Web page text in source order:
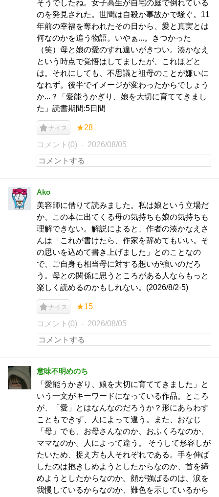
そうでしたね。女子高生が自宅の庭で倒れている
のを発見された。世間は自殺か事故かで騒ぐ。11
年前の幸福を奪われたその日から、愛と真実とは
何なのかを追う物語。いやぁ...。きつかった
（笑）母と娘の愛のすれ違いがきつい。湊かなえ
という時点で覚悟はしてましたが、これほどと
は。それにしても、不思議と祖母のことが嫌いに
なれず。後半でイメージが変わったからでしょう
か...？「愛能うかぎり、娘を大切に育ててきまし
た」読書期間:5日間
ナイス ★28
コメント(0) 2026/08/05
Ako
美容師に借りて読みました。私は娘という立場だ
か、この本に出てくる母の気持ちも娘の気持ちも
理解できない。解説によると、作者の湊かなえさ
んは「これが書けたら、作家を辞めてもいい。そ
の思いを込めて書き上げました」とのことなの
で、ご自身も相当母に対する想いが強いのだろ
う。母との関係に思うところがある人ならもっと
楽しく読めるのかもしれない。(2026/8/2-5)
ナイス ★15
コメント(0) 2026/08/05
意味不明めのち
「愛能うかぎり、娘を大切に育ててきました」と
いう一文がキーワードになっている作品。ところ
が、「愛」とはなんなのだろうか？形にあらわす
こともできず、人によって違う。また、おなじ
「母」でも、お母さんなのか、おふくろなのか、
ママなのか。人によって違う。 そうして形容しが
たいため、捉え方も人それぞれである。手を伸ば
したのは抱きしめようとしたからなのか、首を締
めようとしたからなのか。顔が強ばるのは、涙を
我慢しているからなのか、難色を示しているから